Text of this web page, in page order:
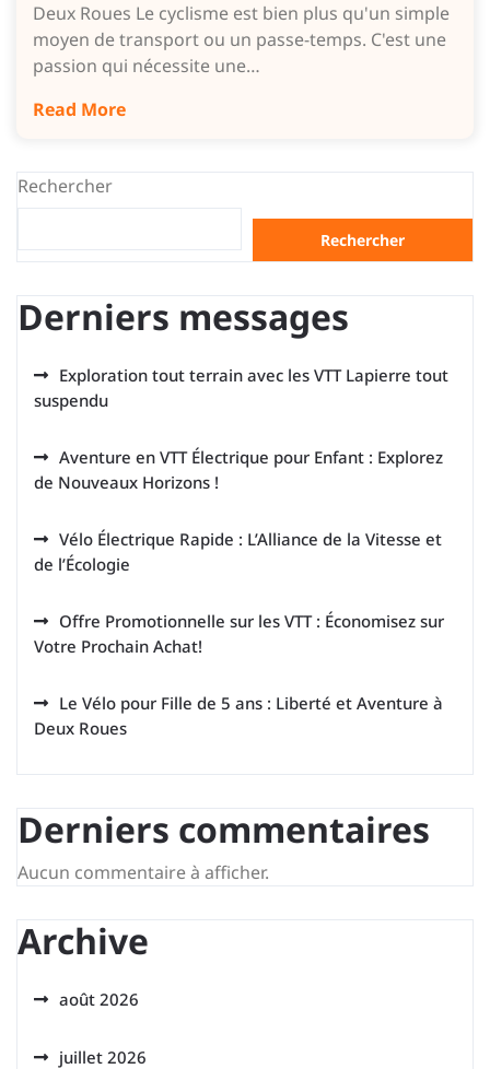
Deux Roues Le cyclisme est bien plus qu'un simple
moyen de transport ou un passe-temps. C'est une
passion qui nécessite une…
Read More
Rechercher
Rechercher
Derniers messages
Exploration tout terrain avec les VTT Lapierre tout
suspendu
Aventure en VTT Électrique pour Enfant : Explorez
de Nouveaux Horizons !
Vélo Électrique Rapide : L’Alliance de la Vitesse et
de l’Écologie
Offre Promotionnelle sur les VTT : Économisez sur
Votre Prochain Achat!
Le Vélo pour Fille de 5 ans : Liberté et Aventure à
Deux Roues
Derniers commentaires
Aucun commentaire à afficher.
Archive
août 2026
juillet 2026